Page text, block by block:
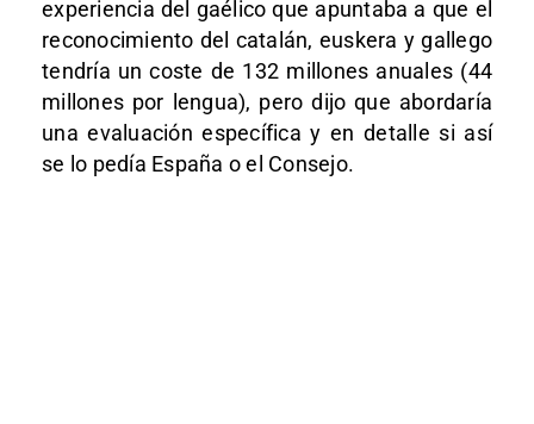
experiencia del gaélico que apuntaba a que el
reconocimiento del catalán, euskera y gallego
tendría un coste de 132 millones anuales (44
millones por lengua), pero dijo que abordaría
una evaluación específica y en detalle si así
se lo pedía España o el Consejo.